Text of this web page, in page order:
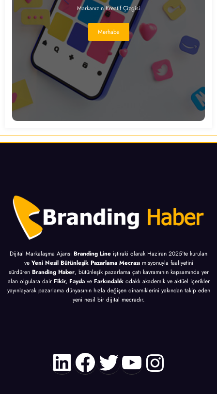
Markanızın Kreatif Çizgisi
Merhaba
Dijital Markalaşma Ajansı Branding Line iştiraki olarak Haziran 2025’te kurulan
ve Yeni Nesil Bütünleşik Pazarlama Mecrası misyonuyla faaliyetini
sürdüren Branding Haber, bütünleşik pazarlama çatı kavramının kapsamında yer
alan olgulara dair Fikir, Fayda ve Farkındalık odaklı akademik ve aktüel içerikler
yayınlayarak pazarlama dünyasının hızla değişen dinamiklerini yakından takip eden
yeni nesil bir dijital mecradır.
LinkedIn
Facebook
Twitter
YouTube